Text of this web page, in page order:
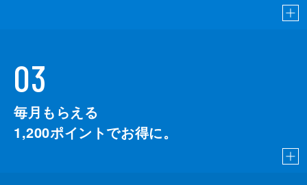
03
毎月もらえる
1,200ポイントでお得に。